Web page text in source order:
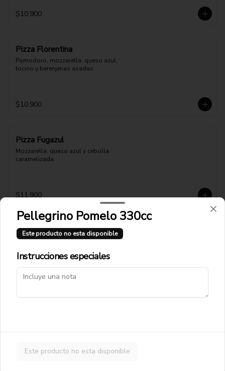
$10.900
Pizza Florentina
Pomodoro, mozzarella, queso azul,
tocino y berenjenas asadas.
$10.900
Pizza Fugazul
Mozzarella, queso azul y cebolla
caramelizada.
$11.900
Pizza Fugaronni
Mozzarella, pepperonni, cebolla
Pomodoro, mozzarella, jamón cocido,
Pellegrino Pomelo 330cc
Este producto no esta disponible
Instrucciones especiales
Este producto no esta disponible